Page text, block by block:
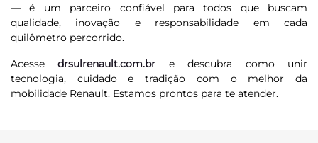
— é um parceiro confiável para todos que buscam
qualidade, inovação e responsabilidade em cada
quilômetro percorrido.
Acessedrsulrenault.com.br e descubra como unir
tecnologia, cuidado e tradição com o melhor da
mobilidade Renault. Estamos prontos para te atender.